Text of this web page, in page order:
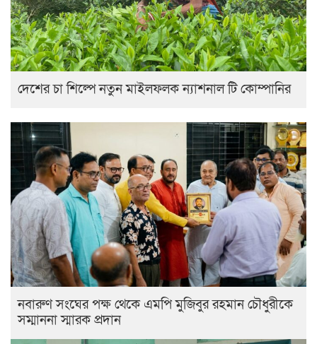
দেশের চা শিল্পে নতুন মাইলফলক ন্যাশনাল টি কোম্পানির
নবারুণ সংঘের পক্ষ থেকে এমপি মুজিবুর রহমান চৌধুরীকে
সম্মাননা স্মারক প্রদান